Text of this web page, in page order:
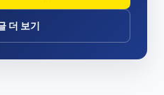
더 보기